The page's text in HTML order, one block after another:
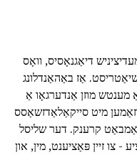
דיאַגנאָסיס, וואָס
אַז באַהאַנדלונג
מענטש מוזן אַנדערגאָו אַ
מיט סייקאַלאַדזשאַסס
קרענק. דער שליסל
- צו זיין פּאַציענט, מין, און